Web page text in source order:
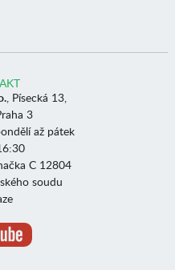
, Písecká 13,
3
až pátek
C 12804
soudu